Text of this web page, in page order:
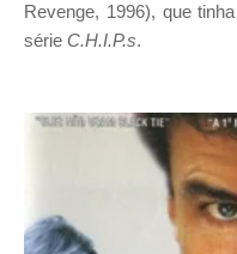
Revenge, 1996), que
série C.H.I.P.s.